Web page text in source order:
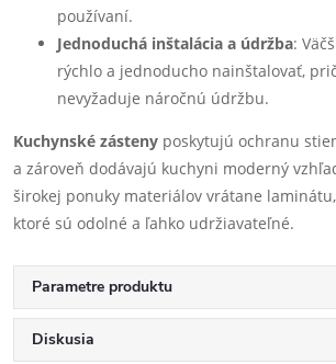
používaní.
Jednoduchá inštalácia a údržba:
rýchlo a jednoducho nainštalovať,
nevyžaduje náročnú údržbu.
Kuchynské zásteny poskytujú ochranu
a zároveň dodávajú kuchyni moderný
širokej ponuky materiálov vrátane
ktoré sú odolné a ľahko udržiavateľné.
Parametre produktu
Diskusia